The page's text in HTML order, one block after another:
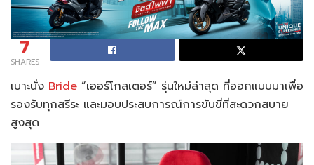
7
SHARES
เบาะนั่ง Bride “เออร์โกสเตอร์” รุ่นใหม่ล่าสุด ที่ออกแบบมาเพื่อ
รองรับทุกสรีระ และมอบประสบการณ์การขับขี่ที่สะดวกสบาย
สูงสุด